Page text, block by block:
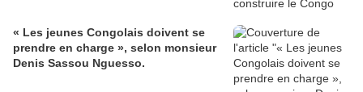
« Les jeunes Congolais doivent se
prendre en charge », selon monsieur
Denis Sassou Nguesso.